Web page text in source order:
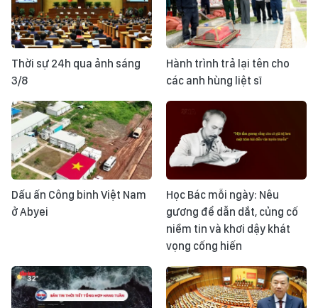
Thời sự 24h qua ảnh sáng
3/8
Hành trình trả lại tên cho
các anh hùng liệt sĩ
Dấu ấn Công binh Việt Nam
ở Abyei
Học Bác mỗi ngày: Nêu
gương để dẫn dắt, củng cố
niềm tin và khơi dậy khát
vọng cống hiến